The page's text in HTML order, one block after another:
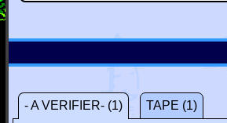
- A VERIFIER- (1) TAPE (1)